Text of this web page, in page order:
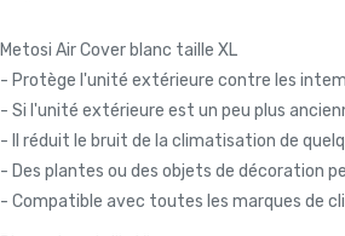
Metosi Air Cover blanc taille XL
- Protège l'unité extérieure contre les
- Si l'unité extérieure est un peu plus
- Il réduit le bruit de la climatisation de
- Des plantes ou des objets de décoration
- Compatible avec toutes les marques de